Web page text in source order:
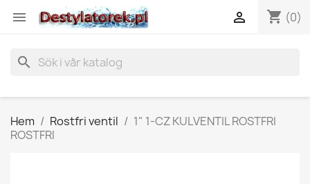
 shopping_cart (0)

search
Hem Rostfri ventil
1" 1-CZ KULVENTIL ROSTFRI
ROSTFRI